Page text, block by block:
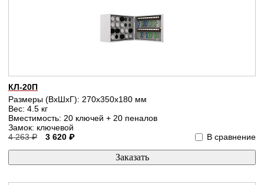
В сравнение
КЛ-20П
Размеры (ВхШхГ): 270x350x180 мм
Вес: 4.5 кг
Вместимость: 20 ключей + 20 пеналов
Замок: ключевой
4 263 ₽
3 620 ₽